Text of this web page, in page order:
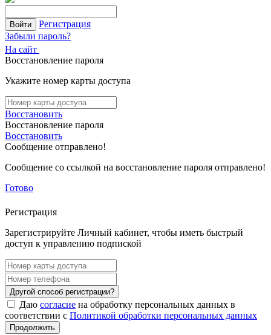
Войти
Регистрация
Забыли пароль?
На сайт
Восстановление пароля
Укажите номер карты доступа
Восстановить
Восстановление пароля
Восстановить
Сообщение отправлено!
Сообщение со ссылкой на восстановление пароля отправлено!
Готово
Регистрация
Зарегистрируйте Личный кабинет, чтобы иметь быстрый
доступ к управлению подпиской
Другой способ регистрации?
Даю согласие на обработку персональных данных в
соответствии с Политикой обработки персональных данных
Продолжить